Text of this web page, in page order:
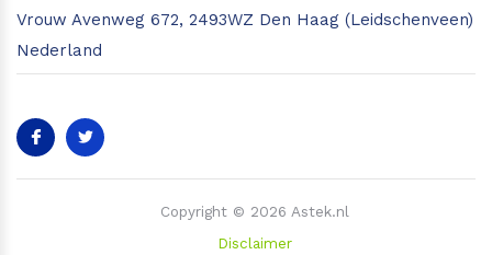
Vrouw Avenweg 672, 2493WZ Den Haag (Leidschenveen)
Nederland
Copyright © 2026 Astek.nl
Disclaimer